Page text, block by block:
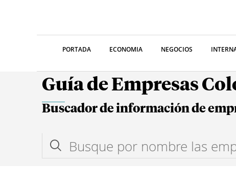
PORTADA ECONOMIA NEGOCIOS
Guía de Empresas
Buscador de información de